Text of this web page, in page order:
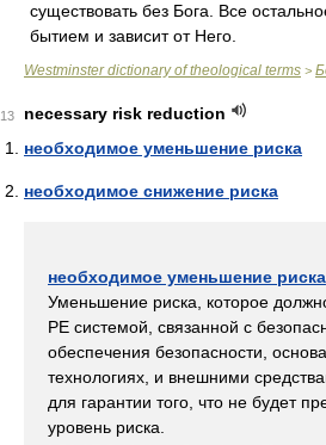
существовать без Бога. Все
бытием и зависит от Него.
Westminster dictionary of theological terms >
13
necessary risk reduction
необходимое уменьшение риска
необходимое снижение риска
необходимое уменьшение риска
Уменьшение риска, которое
РЕ системой, связанной с
обеспечения безопасности,
технологиях, и внешними
для гарантии того, что не будет
уровень риска.